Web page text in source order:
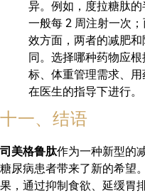
异。例如，度拉糖肽的
一般每 2 周注射一次
效方面，两者的减肥
同。选择哪种药物应
标、体重管理需求、用
在医生的指导下进行。
十一、结语
司美格鲁肽作为一种新型的
糖尿病患者带来了新的希望
果，通过抑制食欲、延缓胃